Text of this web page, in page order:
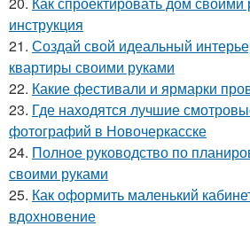
инструкция
21. Создай свой идеальный
квартиры своими руками
22. Какие фестивали и ярмарки
23. Где находятся лучшие
фотографий в Новочеркасске
24. Полное руководство по
своими руками
25. Как оформить маленький
вдохновение